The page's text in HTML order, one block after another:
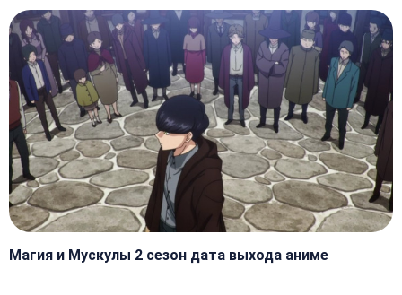
Магия и Мускулы 2 сезон дата выхода аниме